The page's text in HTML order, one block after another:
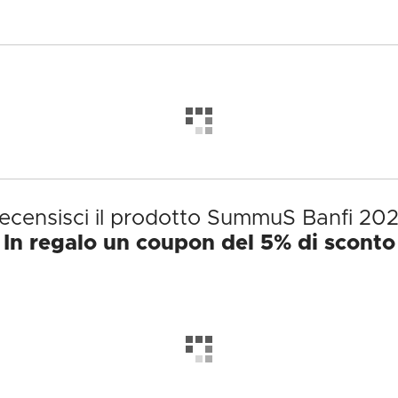
il prodotto SummuS Banfi
In regalo un coupon del 5% di sconto